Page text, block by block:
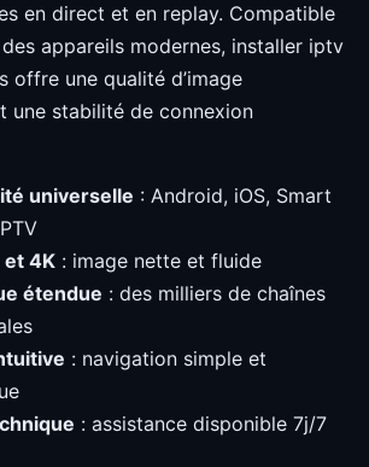
en direct et en replay. Compatible
appareils modernes, installer iptv
offre une qualité d’image
une stabilité de connexion
universelle : Android, iOS, Smart
et 4K : image nette et fluide
étendue : des milliers de chaînes
: navigation simple et
: assistance disponible 7j/7